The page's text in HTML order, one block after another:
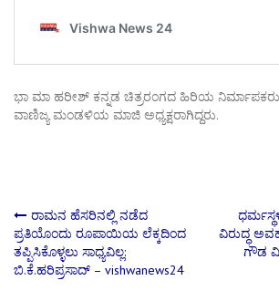
ಭಾ ಮಾ ಹರೀಶ್ ಕನ್ನಡ ಚಿತ್ರರಂಗದ ಹಿರಿಯ
ವಾಣಿಜ್ಯ ಮಂಡಳಿಯ ಮಾಜಿ ಅಧ್ಯಕ್ಷರಾಗಿದ್ದರು.
Post
navigation
ರಾಮನ ಹೆಸರಿನಲ್ಲಿ ನಡೆದ
ಪ್ರತಿಯೊಂದು ರೂಪಾಯಿಯ ಲೆಕ್ಕದಿಂದ
ತಪ್ಪಿಸಿಕೊಳ್ಳಲು ಸಾಧ್ಯವಿಲ್ಲ:
ಬಿ.ಕೆ.ಹರಿಪ್ರಸಾದ್ – vishwanews24
ವಿರುದ್ಧ
ಗೌಡ